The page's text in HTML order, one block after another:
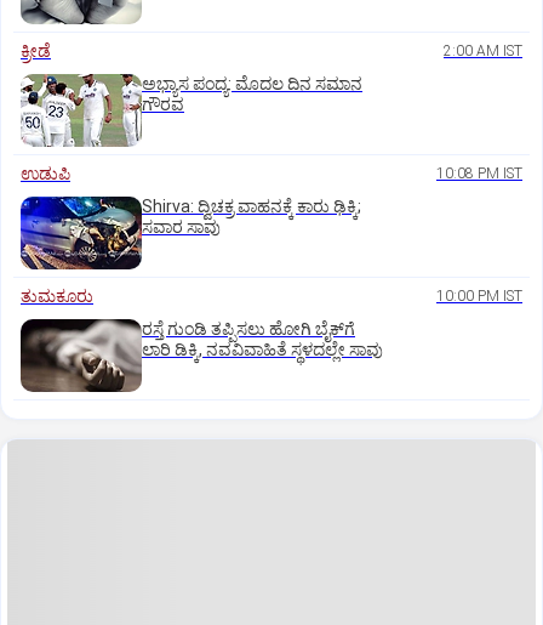
ಕ್ರೀಡೆ 2:00 AM IST
ಅಭ್ಯಾಸ ಪಂದ್ಯ: ಮೊದಲ ದಿನ ಸಮಾನ
ಗೌರವ
ಉಡುಪಿ 10:08 PM IST
Shirva: ದ್ವಿಚಕ್ರ ವಾಹನಕ್ಕೆ ಕಾರು ಢಿಕ್ಕಿ;
ಸವಾರ ಸಾವು
ತುಮಕೂರು 10:00 PM IST
ರಸ್ತೆ ಗುಂಡಿ ತಪ್ಪಿಸಲು ಹೋಗಿ ಬೈಕ್‌ಗೆ
ಲಾರಿ ಡಿಕ್ಕಿ, ನವವಿವಾಹಿತೆ ಸ್ಥಳದಲ್ಲೇ ಸಾವು